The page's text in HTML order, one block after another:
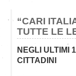
“CARI
TUTTE LE
NEGLI ULTIMI
CITTADINI